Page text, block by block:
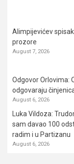
Alimpijevićev
prozore
August 7, 2026
Odgovor Orlovima:
odgovaraju
August 6, 2026
Luka Vildoza:
sam davao 100
radim i u Partizanu
August 6, 2026